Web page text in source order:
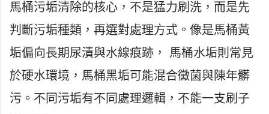
馬桶污垢清除的核心，不是猛力刷洗，而是先
判斷污垢種類，再選對處理方式。像是馬桶黃
垢偏向長期尿漬與水線痕跡， 馬桶水垢則常見
於硬水環境，馬桶黑垢可能混合黴菌與陳年髒
污。不同污垢有不同處理邏輯，不能一支刷子